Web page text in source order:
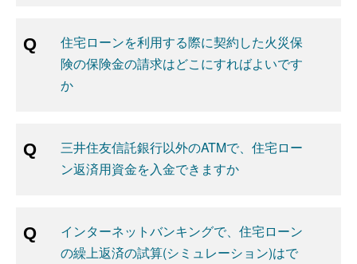
住宅ローンを利用する際に契約した火災保
険の保険金の請求はどこにすればよいです
か
三井住友信託銀行以外のATMで、住宅ロー
ン返済用資金を入金できますか
インターネットバンキングで、住宅ローン
の繰上返済の試算(シミュレーション)はで